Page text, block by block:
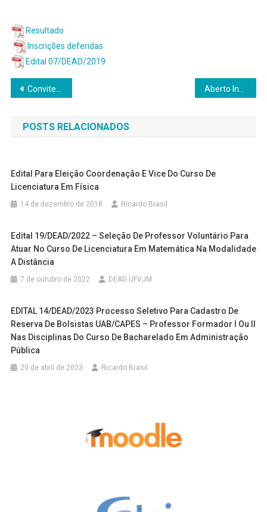
Resultado
Inscrições deferidas
Edital 07/DEAD/2019
Navegação
de
Post
Convite inauguração prédio DEAD/UFVJM Aberto Instrumento de Avaliação do Ensino da UFVJM
POSTS RELACIONADOS
Edital Para Eleição Coordenação E Vice Do Curso De
Licenciatura Em Física
14 de dezembro de 2018 Ricardo Brasil
Edital 19/DEAD/2022 – Seleção De Professor Voluntário Para
Atuar No Curso De Licenciatura Em Matemática Na Modalidade
A Distância
7 de outubro de 2022 DEAD UFVJM
EDITAL 14/DEAD/2023 Processo Seletivo Para Cadastro De
Reserva De Bolsistas UAB/CAPES – Professor Formador I Ou II
Nas Disciplinas Do Curso De Bacharelado Em Administração
Pública
20 de abril de 2023 Ricardo Brasil